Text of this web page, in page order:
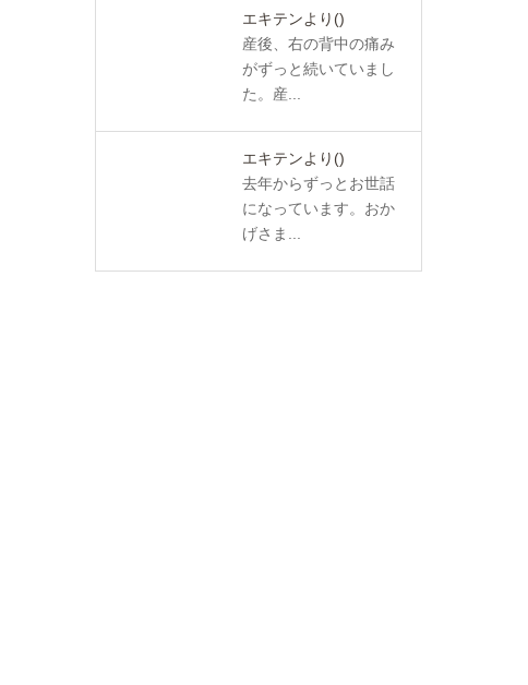
エキテンより ()
産後、右の背中の痛み
がずっと続いていまし
た。産...
エキテンより ()
去年からずっとお世話
になっています。おか
げさま...